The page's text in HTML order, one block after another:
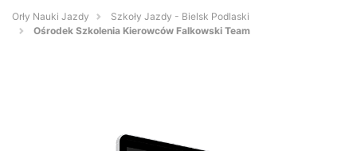
Orły Nauki Jazdy
Szkoły Jazdy - Bielsk Podlaski
Ośrodek Szkolenia Kierowców Falkowski Team